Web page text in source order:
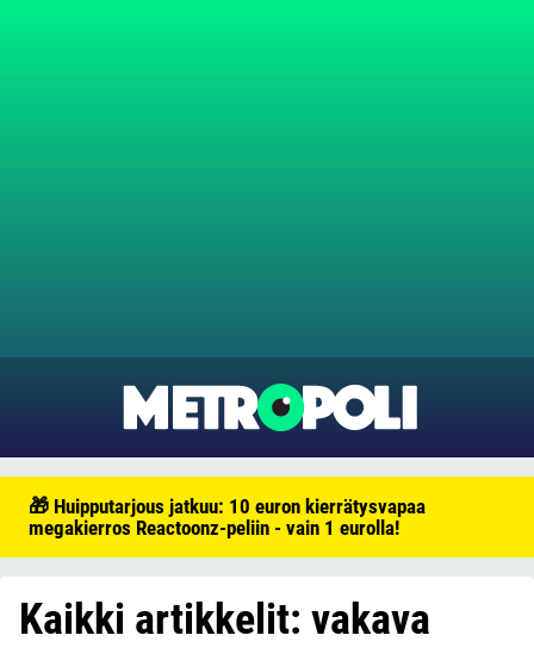
🎁 Huipputarjous jatkuu: 10 euron kierrätysvapaa
megakierros Reactoonz-peliin - vain 1 eurolla!
Kaikki artikkelit: vakava